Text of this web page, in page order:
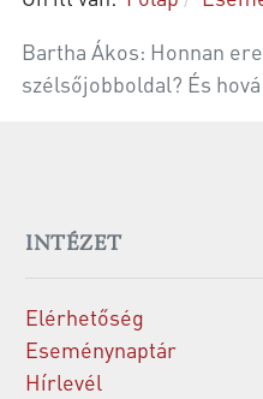
Bartha Ákos: Honnan
szélsőjobboldal? És
INTÉZET
Elérhetőség
Eseménynaptár
Hírlevél